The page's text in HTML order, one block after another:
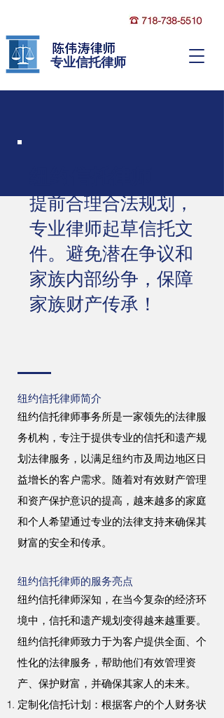
​专业信托律师
提前合理合法规划，
专业律师起草信托文
件。避免潜在争议和
家族内部纷争，保障
家族财产传承！
纽约信托律师简介
纽约信托律师事务所是一家领先的法律服
务机构，专注于提供专业的信托和遗产规
划法律服务，以满足纽约市及周边地区日
益增长的客户需求。随着对有效财产管理
和资产保护意识的提高，越来越多的家庭
和个人希望通过专业的法律支持来确保其
财富的安全和传承。
纽约信托律师的服务亮点
纽约信托律师深知，在当今复杂的经济环
境中，信托和遗产规划变得越来越重要。
纽约信托律师致力于为客户提供全面、个
性化的法律服务，帮助他们有效管理资
产、保护财富，并确保其家人的未来。
定制化信托计划：根据客户的个人财务状